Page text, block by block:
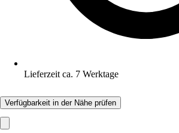
Lieferzeit ca. 7 Werktage
Verfügbarkeit in der Nähe prüfen